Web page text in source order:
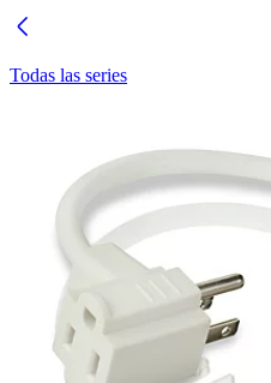
Todas las series